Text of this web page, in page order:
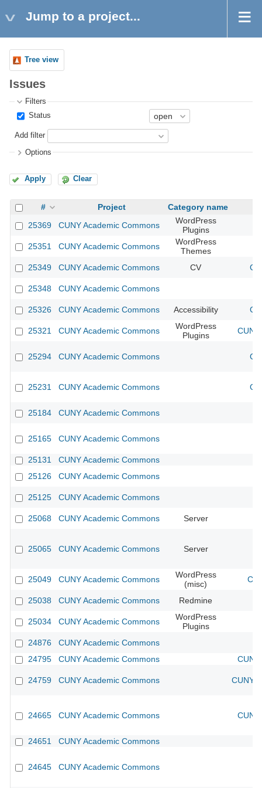
Jump to a project...
Tree view
Issues
Filters
Status
Add filter
Options
Apply Clear
# Project
Category name
25369
CUNY Academic Commons
WordPress
Plugins
25351
CUNY Academic Commons
WordPress
Themes
25349
CUNY Academic Commons CV
25348 CUNY Academic Commons
25326 CUNY Academic Commons Accessibility
25321 CUNY Academic Commons
WordPress
Plugins
25294 CUNY Academic Commons
25231 CUNY Academic Commons
25184 CUNY Academic Commons
25165 CUNY Academic Commons
25131
CUNY Academic Commons
25126
CUNY Academic Commons
25125 CUNY Academic Commons
25068 CUNY Academic Commons Server
25065 CUNY Academic Commons Server
25049 CUNY Academic Commons
WordPress
(misc)
25038 CUNY Academic Commons Redmine
25034 CUNY Academic Commons
WordPress
Plugins
24876
CUNY Academic Commons
24795
CUNY Academic Commons
24759 CUNY Academic Commons CUNY
24665 CUNY Academic Commons
24651 CUNY Academic Commons
24645 CUNY Academic Commons